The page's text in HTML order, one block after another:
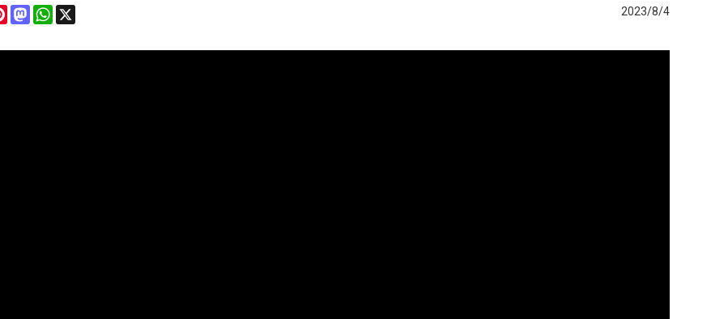
PinterestMastodonWhatsApp 2023/8/4